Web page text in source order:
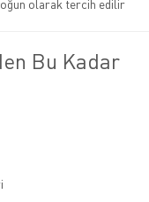
olarak tercih edilir
Bu Kadar